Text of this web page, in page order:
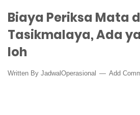
Biaya Periksa Mata
Tasikmalaya, Ada
loh
Written By JadwalOperasional Add